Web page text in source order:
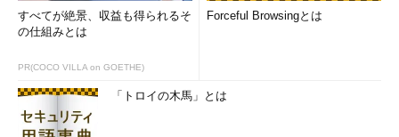
合と同様、配布メディアとする場合は、「マスタ」を選択する。
以下、「CD/DVDプレイヤーで使用する」／［マスタ］を選択し
［ディスクの書き込み］ウィザードの［次へ］ボタンをクリッ
クすると、CD／DVDドライブを開いた状態でWindowsエクスプ
ローラが開く。書き込みを指定したファイルがWindowsエクスプ
すべてが絶景、収益も得られるそ
の仕組みとは
PR(COCO VILLA on GOETHE)
Forceful Browsingとは
「トロイの木馬」とは